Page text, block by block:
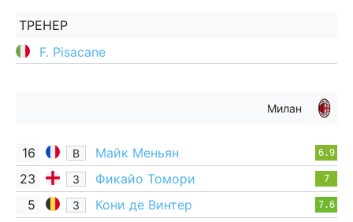
ТРЕНЕР
F. Pisacane
Милан
16 В Майк Меньян 6.9
23 З Фикайо Томори 7
5 З Кони де Винтер 7.6